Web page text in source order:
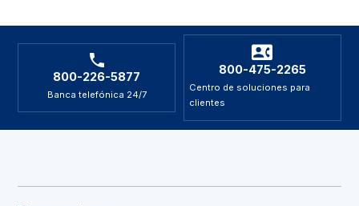
800-226-5877
Banca telefónica 24/7
800-475-2265
Centro de soluciones para
clientes